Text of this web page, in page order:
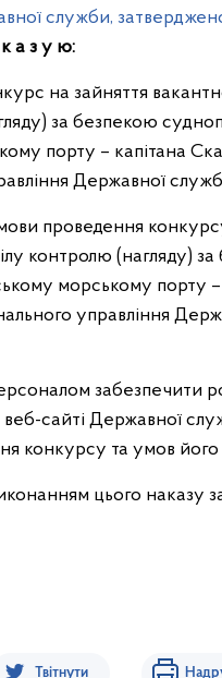
служби,
а з у ю:
на зайняття
за безпекою
порту – капітана
Державної
проведення конкурсу
контролю (нагляду)
морському порту
управління
забезпечити
сайті Державної
конкурсу та умов
цього наказу
Твітнути